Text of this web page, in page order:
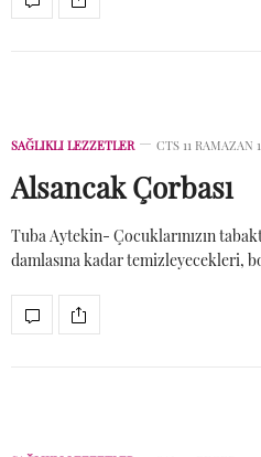
SAĞLIKLI LEZZETLER CTS 11 RAMAZAN
Alsancak Çorbası
Tuba Aytekin- Çocuklarınızın
damlasına kadar temizleyecekleri,